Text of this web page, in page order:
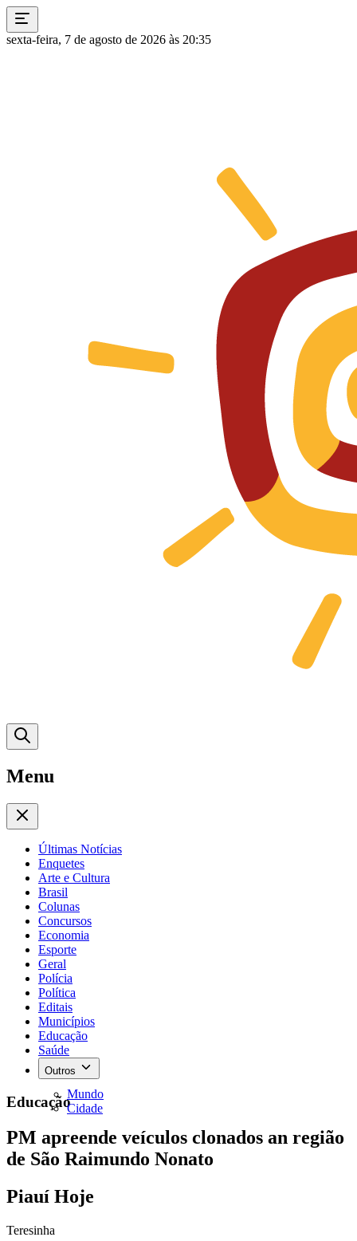
sexta-feira, 7 de agosto de 2026 às 20:35
Menu
Últimas Notícias
Enquetes
Arte e Cultura
Brasil
Colunas
Concursos
Economia
Esporte
Geral
Polícia
Política
Editais
Municípios
Educação
Saúde
Outros
Mundo
Cidade
Educação
PM apreende veículos clonados an região
de São Raimundo Nonato
Piauí Hoje
Teresinha